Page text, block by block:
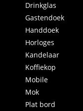
Drinkglas
Gastendoek
Handdoek
Horloges
Kandelaar
Koffiekop
Mobile
Mok
Plat bord